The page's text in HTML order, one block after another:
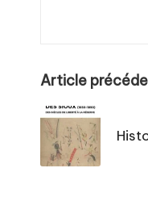
Post
Article